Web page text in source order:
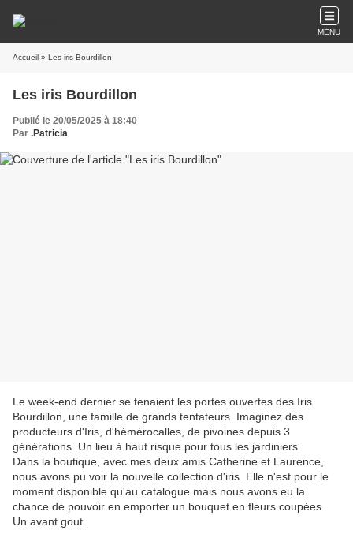
MENU
Accueil » Les iris Bourdillon
Les iris Bourdillon
Publié le 20/05/2025 à 18:40
Par .Patricia
Le week-end dernier se tenaient les portes ouvertes des Iris
Bourdillon, une famille de grands tentateurs. Imaginez des
producteurs d'Iris, d'hémérocalles, de pivoines depuis 3
générations. Un lieu à haut risque pour tous les jardiniers.
Dans la boutique, avec mes deux amis Catherine et Laurence,
nous avons pu voir la nouvelle collection d'iris. Elle n'est pour le
moment disponible qu'au catalogue mais nous avons eu la
chance de pouvoir en emporter un bouquet en fleurs coupées.
Un avant gout.